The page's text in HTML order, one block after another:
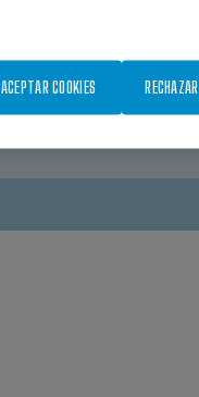
ACEPTAR COOKIES